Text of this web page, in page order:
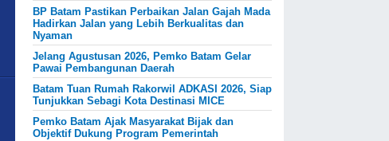
BP Batam Pastikan Perbaikan Jalan Gajah Mada
Hadirkan Jalan yang Lebih Berkualitas dan
Nyaman
Jelang Agustusan 2026, Pemko Batam Gelar
Pawai Pembangunan Daerah
Batam Tuan Rumah Rakorwil ADKASI 2026, Siap
Tunjukkan Sebagi Kota Destinasi MICE
Pemko Batam Ajak Masyarakat Bijak dan
Objektif Dukung Program Pemerintah